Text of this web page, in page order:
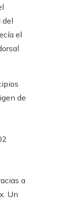
del
el
de
a
Un